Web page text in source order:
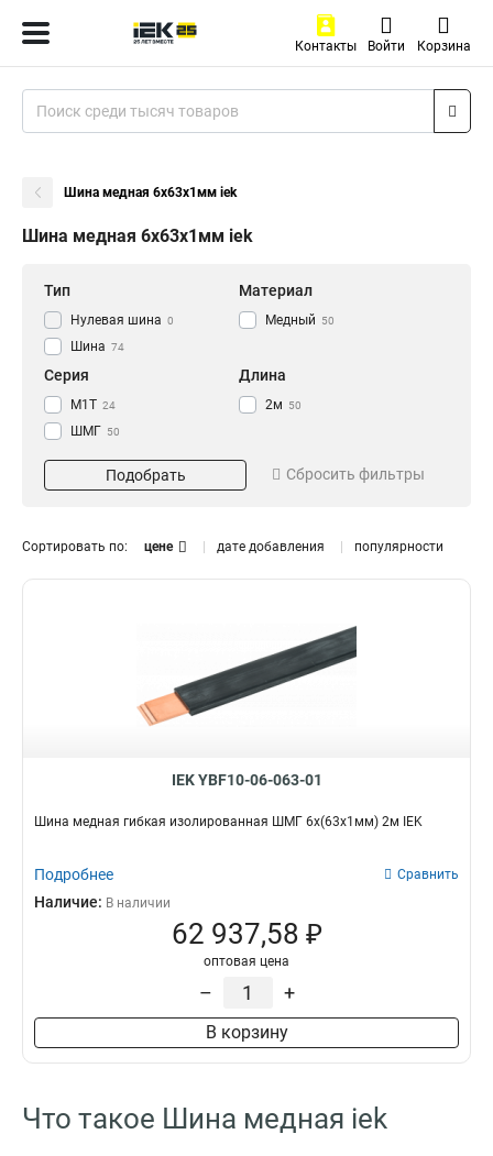
Контакты Войти Корзина
Шина медная 6x63x1мм iek
Шина медная 6x63x1мм iek
Тип
Нулевая шина 0
Шина 74
Материал
Медный 50
Серия
М1Т 24
ШМГ 50
Длина
2м 50
Размер
3х30х4000мм 1
12x100x1мм 0
1
1
10x155x08мм
8x120x1мм
8x100x1мм 1
8x40x1мм 1
6x100x1мм
6x63x1мм 1
Подобрать Сбросить фильтры
Сортировать по: цене дате добавления популярности
IEK YBF10-06-063-01
Шина медная гибкая изолированная ШМГ 6x(63x1мм) 2м IEK
Подробнее Сравнить
Наличие: В наличии
62 937,58 ₽
оптовая цена
– +
В корзину
Что такое Шина медная iek